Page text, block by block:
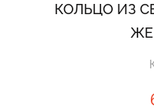
КОЛЬЦО ИЗ